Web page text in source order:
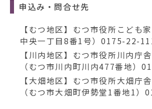
申込み・問合せ先
【むつ地区】むつ市役所こども
中央一丁目8番1号）0175-22-
【川内地区】むつ市役所川内庁
（むつ市川内町川内477番地）
【大畑地区】むつ市役所大畑庁
（むつ市大畑町伊勢堂1番地1